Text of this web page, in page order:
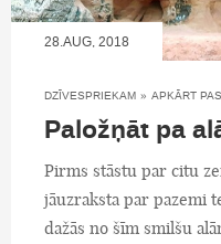
28.AUG, 2018
DZĪVESPRIEKAM » APKĀRT
Paložņāt pa
Pirms stāstu par citu
jāuzraksta par pazemi
dažās no šīm smilšu